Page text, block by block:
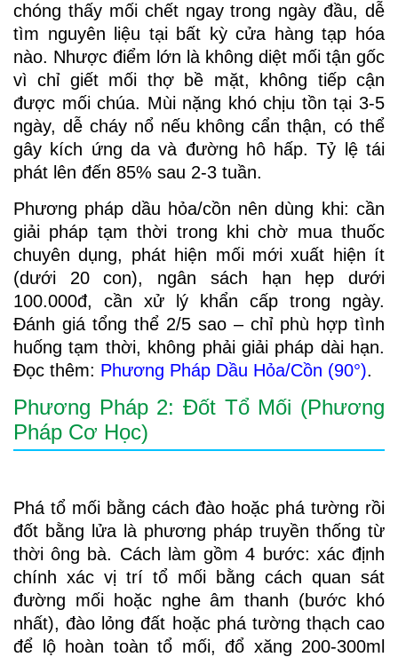
chóng thấy mối chết ngay trong ngày đầu, dễ
tìm nguyên liệu tại bất kỳ cửa hàng tạp hóa
nào. Nhược điểm lớn là không diệt mối tận gốc
vì chỉ giết mối thợ bề mặt, không tiếp cận
được mối chúa. Mùi nặng khó chịu tồn tại 3-5
ngày, dễ cháy nổ nếu không cẩn thận, có thể
gây kích ứng da và đường hô hấp. Tỷ lệ tái
phát lên đến 85% sau 2-3 tuần.
Phương pháp dầu hỏa/cồn nên dùng khi: cần
giải pháp tạm thời trong khi chờ mua thuốc
chuyên dụng, phát hiện mối mới xuất hiện ít
(dưới 20 con), ngân sách hạn hẹp dưới
100.000đ, cần xử lý khẩn cấp trong ngày.
Đánh giá tổng thể 2/5 sao – chỉ phù hợp tình
huống tạm thời, không phải giải pháp dài hạn.
Đọc thêm: Phương Pháp Dầu Hỏa/Cồn (90°).
Phương Pháp 2: Đốt Tổ Mối (Phương
Pháp Cơ Học)
Phá tổ mối bằng cách đào hoặc phá tường rồi
đốt bằng lửa là phương pháp truyền thống từ
thời ông bà. Cách làm gồm 4 bước: xác định
chính xác vị trí tổ mối bằng cách quan sát
đường mối hoặc nghe âm thanh (bước khó
nhất), đào lỏng đất hoặc phá tường thạch cao
để lộ hoàn toàn tổ mối, đổ xăng 200-300ml